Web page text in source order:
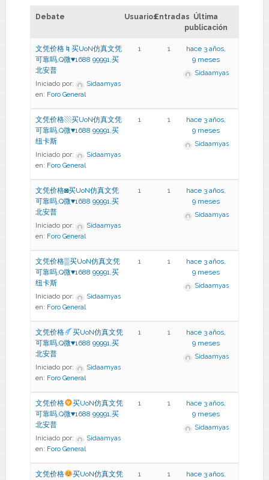
Debate UsuariosEntradas Última
publicación
文凭价格♮买UoN仿真文凭
可靠吗,Q微♥1688 99991,买
北安普
Iniciado por:
Sidaamyas
en: Foro General
1 1
hace 3 años,
9 meses
Sidaamyas
文凭价格▧买UoN仿真文凭
可靠吗,Q微♥1688 99991,买
纽卡斯
Iniciado por:
Sidaamyas
en: Foro General
1 1
hace 3 años,
9 meses
Sidaamyas
文凭价格◙买UoN仿真文凭
可靠吗,Q微♥1688 99991,买
北安普
Iniciado por:
Sidaamyas
en: Foro General
1 1
hace 3 años,
9 meses
Sidaamyas
文凭价格▒买UoN仿真文凭
可靠吗,Q微♥1688 99991,买
纽卡斯
Iniciado por:
Sidaamyas
en: Foro General
1 1
hace 3 años,
9 meses
Sidaamyas
文凭价格
买UoN仿真文凭
可靠吗,Q微♥1688 99991,买
北安普
Iniciado por:
Sidaamyas
en: Foro General
1 1
hace 3 años,
9 meses
Sidaamyas
文凭价格
买UoN仿真文凭
可靠吗,Q微♥1688 99991,买
北安普
Iniciado por:
Sidaamyas
en: Foro General
1 1
hace 3 años,
9 meses
Sidaamyas
文凭价格
买UoN仿真文凭
1 1
hace 3 años,